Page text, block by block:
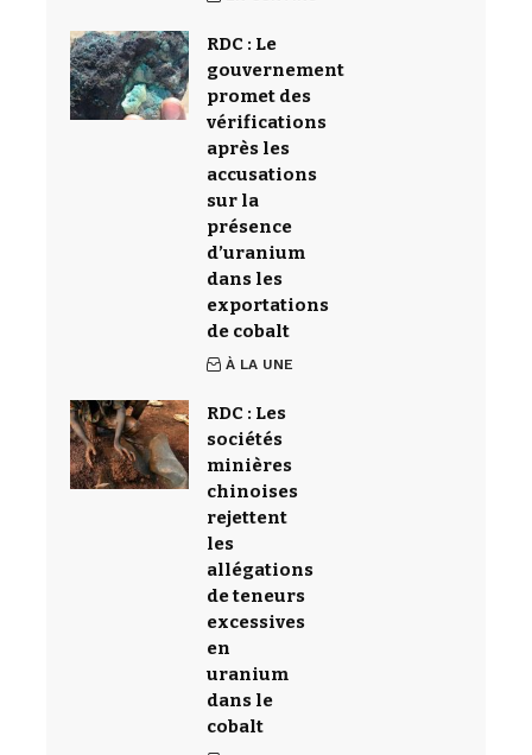
RDC : Le
gouvernement
promet des
vérifications
après les
accusations
sur la
présence
d’uranium
dans les
exportations
de cobalt
À LA UNE
RDC : Les
sociétés
minières
chinoises
rejettent
les
allégations
de teneurs
excessives
en
uranium
dans le
cobalt